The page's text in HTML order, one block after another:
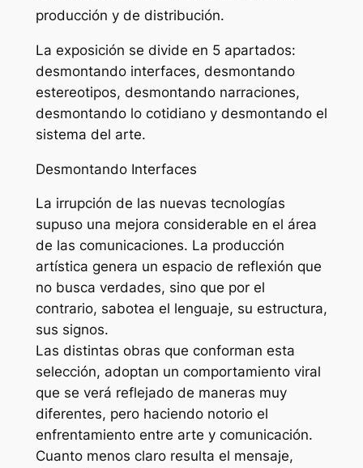
producción y de distribución.
La exposición se divide en 5 apartados:
desmontando interfaces, desmontando
estereotipos, desmontando narraciones,
desmontando lo cotidiano y desmontando el
sistema del arte.
Desmontando Interfaces
La irrupción de las nuevas tecnologías
supuso una mejora considerable en el área
de las comunicaciones. La producción
artística genera un espacio de reflexión que
no busca verdades, sino que por el
contrario, sabotea el lenguaje, su estructura,
sus signos.
Las distintas obras que conforman esta
selección, adoptan un comportamiento viral
que se verá reflejado de maneras muy
diferentes, pero haciendo notorio el
enfrentamiento entre arte y comunicación.
Cuanto menos claro resulta el mensaje,